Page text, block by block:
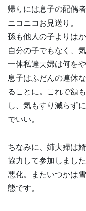
帰りには息子の配偶
ニコニコお見送り。
孫も他人の子よりはか
自分の子でもなく、
一体私達夫婦は何を
息子はふだんの連休
ることに。これで額
し、気もすり減らず
でいい。
ちなみに、姉夫婦は
協力して参加しまし
悪化。またいつかは
態です。